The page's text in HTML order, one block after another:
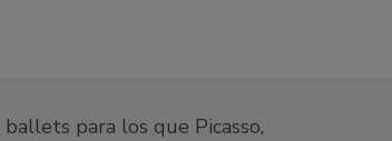
para los que Picasso,